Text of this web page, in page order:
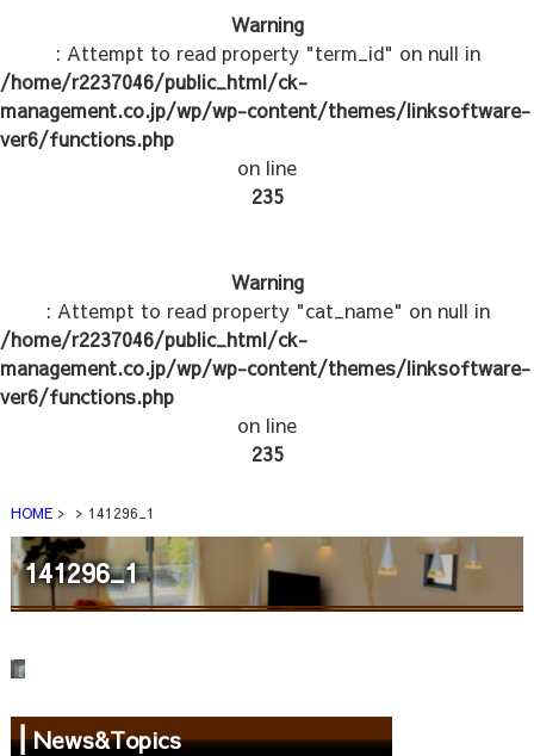
Warning
: Attempt to read property "term_id" on null in
/home/r2237046/public_html/ck-
management.co.jp/wp/wp-content/themes/linksoftware-
ver6/functions.php
on line
235
Warning
: Attempt to read property "cat_name" on null in
/home/r2237046/public_html/ck-
management.co.jp/wp/wp-content/themes/linksoftware-
ver6/functions.php
on line
235
HOME 141296_1
141296_1
News&Topics